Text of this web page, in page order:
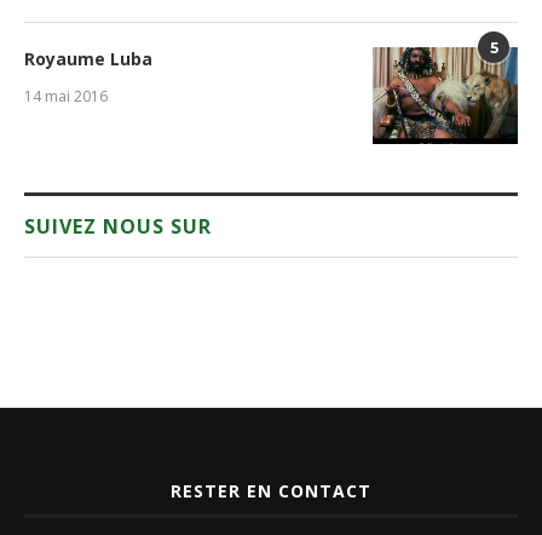
5
Royaume Luba
14 mai 2016
SUIVEZ NOUS SUR
RESTER EN CONTACT